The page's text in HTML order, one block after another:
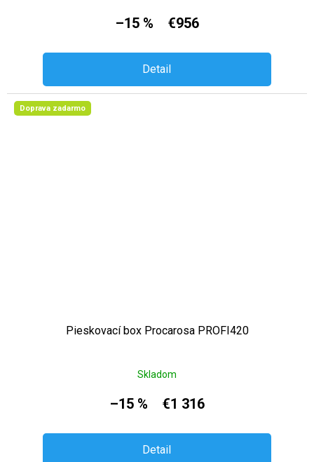
–15 % €956
Detail
Doprava zadarmo
Pieskovací box Procarosa PROFI420
Skladom
–15 % €1 316
Detail